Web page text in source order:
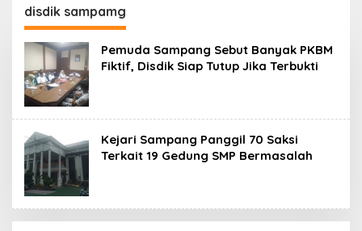
Nelayan Sampang
disdik sampamg
Pemuda Sampang Sebut Banyak PKBM
Fiktif, Disdik Siap Tutup Jika Terbukti
Kejari Sampang Panggil 70 Saksi
Terkait 19 Gedung SMP Bermasalah